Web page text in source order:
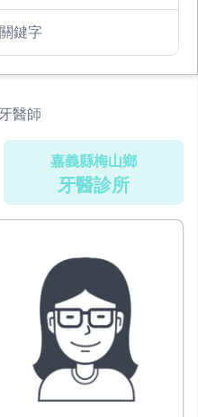
鍵字
醫師
嘉義縣梅山鄉
牙醫診所